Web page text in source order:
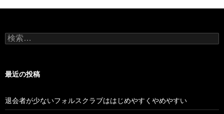
検
索:
最近の投稿
退会者が少ないフォルスクラブははじめやすくやめやすい